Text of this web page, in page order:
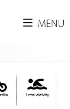
MENU
Letní aktivity